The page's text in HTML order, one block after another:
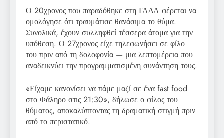
Ο 20χρονος που παραδόθηκε στη ΓΑΔΑ φέρεται να
ομολόγησε ότι τραυμάτισε θανάσιμα το θύμα.
Συνολικά, έχουν συλληφθεί τέσσερα άτομα για την
υπόθεση. Ο 27χρονος είχε τηλεφωνήσει σε φίλο
του πριν από τη δολοφονία — μια λεπτομέρεια που
αναδεικνύει την προγραμματισμένη συνάντηση τους.
«Είχαμε κανονίσει να πάμε μαζί σε ένα fast food
στο Φάληρο στις 21:30», δήλωσε ο φίλος του
θύματος, αποκαλύπτοντας τη δραματική στιγμή πριν
από το περιστατικό.